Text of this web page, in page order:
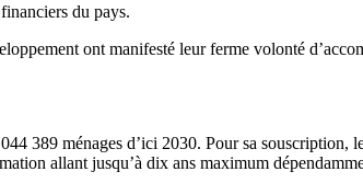
du pays.
ont manifesté leur ferme volonté
389 ménages d’ici 2030. Pour sa
allant jusqu’à dix ans maximum